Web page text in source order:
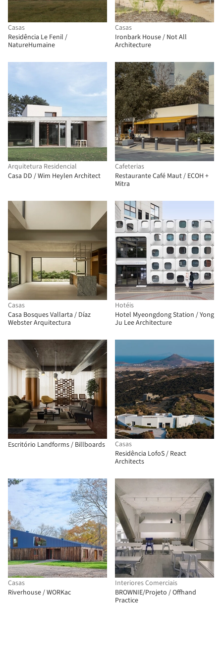
Casas
Residência Le Fenil /
NatureHumaine
Casas
Ironbark House / Not All
Architecture
Arquitetura Residencial
Casa DD / Wim Heylen Architect
Cafeterias
Restaurante Café Maut / ECOH +
Mitra
Casas
Casa Bosques Vallarta / Díaz
Webster Arquitectura
Hotéis
Hotel Myeongdong Station / Yong
Ju Lee Architecture
Escritório Landforms / Billboards
Casas
Residência LofoS / React
Architects
Casas
Riverhouse / WORKac
Interiores Comerciais
BROWNIE/Projeto / Offhand
Practice